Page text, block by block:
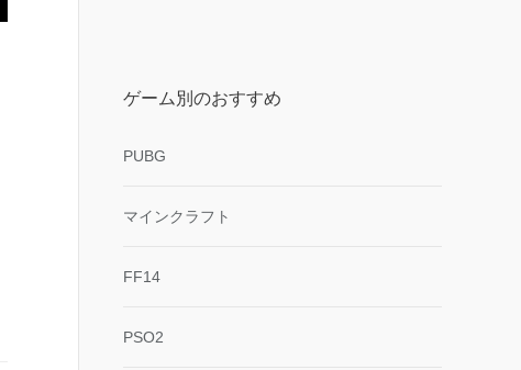
ゲーム別のおすすめ
PUBG
マインクラフト
FF14
PSO2